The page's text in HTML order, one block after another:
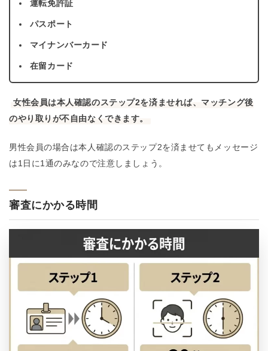
運転免許証
パスポート
マイナンバーカード
在留カード
女性会員は本人確認のステップ2を済ませれば、マッチング後
のやり取りが不自由なくできます。
男性会員の場合は本人確認のステップ2を済ませてもメッセージ
は1日に1通のみなので注意しましょう。
審査にかかる時間